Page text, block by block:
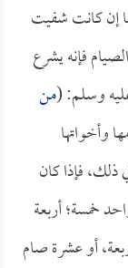
أما إن كانت شفيت
فإنه يشرع
وسلم: (من
وأخواتها
ذلك، فإذا كان
خمسة؛ أربعة
أو عشرة صام